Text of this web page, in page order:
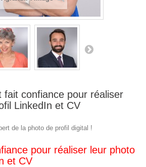
fait confiance pour réaliser
LinkedIn et CV
de la photo de profil digital !
pour réaliser leur photo
et CV